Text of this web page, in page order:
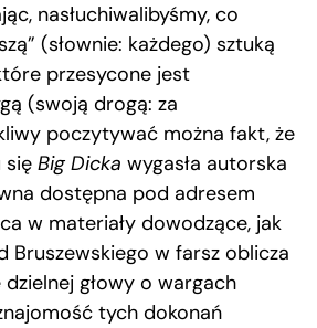
nasłuchiwalibyśmy, co
(słownie: każdego) sztuką
przesycone jest
(swoją drogą: za
poczytywać można fakt, że
się Big Dicka wygasła autorska
dostępna pod adresem
w materiały dowodzące, jak
Bruszewskiego w farsz oblicza
głowy o wargach
tych dokonań